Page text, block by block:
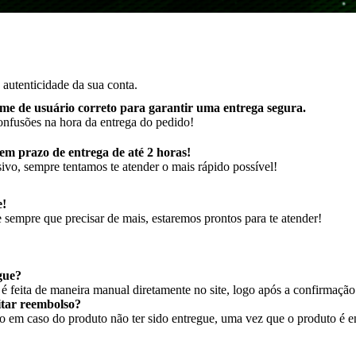
da sua conta.
de usuário correto para garantir uma entrega segura.
na hora da entrega do pedido!
prazo de entrega de até 2 horas!
sempre tentamos te atender o mais rápido possível!
que precisar de mais, estaremos prontos para te atender!
feita de maneira manual diretamente no site, logo após a
reembolso?
em caso do produto não ter sido entregue, uma vez que o produto é